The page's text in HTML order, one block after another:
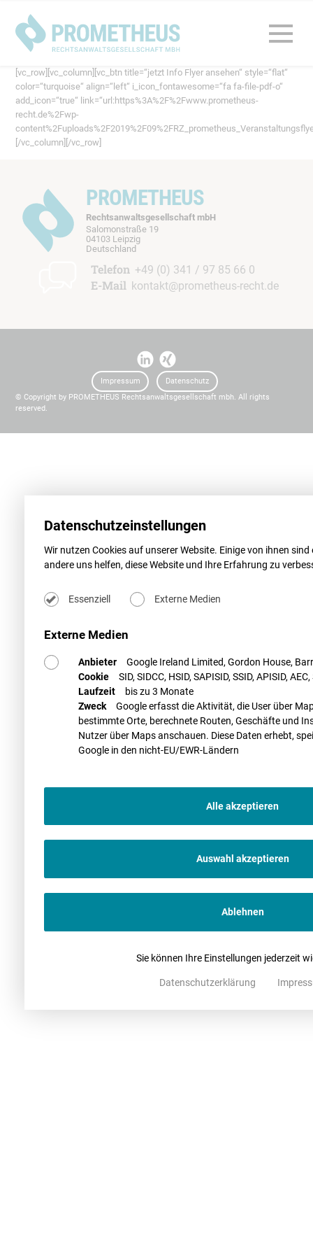
[vc_row][vc_column][vc_btn title=“jetzt Info Flyer ansehen“ style=“flat“
color=“turquoise“ align=“left“ i_icon_fontawesome=“fa fa-file-pdf-o“
add_icon=“true“ link=“url:https%3A%2F%2Fwww.prometheus-
recht.de%2Fwp-
[/vc_column][/vc_row]
PROMETHEUS
Rechtsanwaltsgesellschaft mbH
Salomonstraße 19
04103 Leipzig
Deutschland
b
Telefon +49 (0) 341 / 97 85 66 0
E-Mail kontakt@prometheus-recht.de
© Copyright by PROMETHEUS Rechtsanwaltsgesellschaft mbh. All rights
reserved.
Impressum Datenschutz
Datenschutzeinstellungen
Wir nutzen Cookies auf unserer Website. Einige von ihnen sind
andere uns helfen, diese Website und Ihre Erfahrung zu
Essenziell Externe Medien
Externe Medien
Anbieter
Google Ireland Limited, Gordon House,
Cookie
SID, SIDCC, HSID, SAPISID, SSID, APISID,
Laufzeit
bis zu 3 Monate
Zweck
Google erfasst die Aktivität, die User über
bestimmte Orte, berechnete Routen, Geschäfte und
Nutzer über Maps anschauen. Diese Daten erhebt,
Google in den nicht-EU/EWR-Ländern
Alle akzeptieren
Auswahl akzeptieren
Ablehnen
Sie können Ihre Einstellungen jederzeit
Datenschutzerklärung